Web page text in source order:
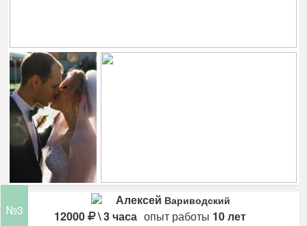
№3
Алексей Вариводский
12000 \ 3 часа опыт работы 10 лет